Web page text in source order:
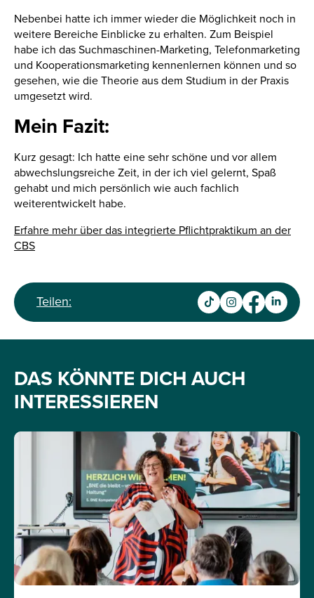
Nebenbei hatte ich immer wieder die Möglichkeit noch in
weitere Bereiche Einblicke zu erhalten. Zum Beispiel
habe ich das Suchmaschinen-Marketing, Telefonmarketing
und Kooperationsmarketing kennenlernen können und so
gesehen, wie die Theorie aus dem Studium in der Praxis
umgesetzt wird.
Mein Fazit:
Kurz gesagt: Ich hatte eine sehr schöne und vor allem
abwechslungsreiche Zeit, in der ich viel gelernt, Spaß
gehabt und mich persönlich wie auch fachlich
weiterentwickelt habe.
Erfahre mehr über das integrierte Pflichtpraktikum an der
CBS
Teilen:
DAS KÖNNTE DICH AUCH
INTERESSIEREN